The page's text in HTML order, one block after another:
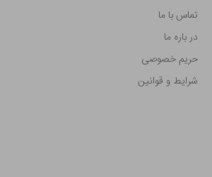
تماس با ما
در باره ما
حریم خصوصی
شرایط و قوانین